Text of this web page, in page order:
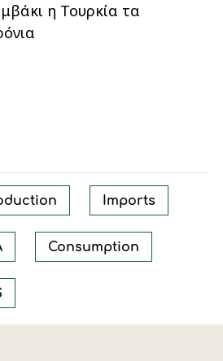
η Τουρκία τα
Imports
Consumption